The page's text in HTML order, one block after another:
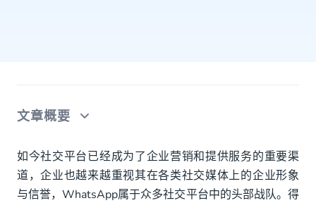
文章概要
1. 什么是WhatsApp Business绿标认证?
2. WhatsApp Business绿标认证的优势
如今社交平台已经成为了企业营销和提供服务的重要渠
道，企业也越来越重视其在各类社交媒体上的企业形象
与信誉，WhatsApp属于众多社交平台中的头部战队。得